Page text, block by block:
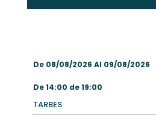
De 08/08/2026 Al 09/08/2026
De 14:00 de 19:00
TARBES